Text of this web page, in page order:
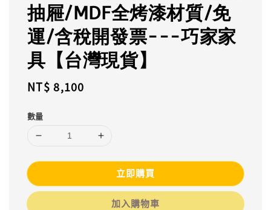
抽屜/MDF全烤漆材質/免
運/含稅開發票---巧家家
具【台灣現貨】
Regular
NT$ 8,100
數量
立即購買
加入購物車